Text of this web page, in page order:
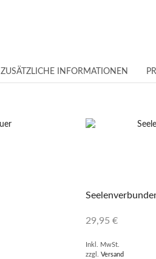
ZUSÄTZLICHE INFORMATIONEN
29,95 €
Inkl. MwSt.
zzgl. Versand